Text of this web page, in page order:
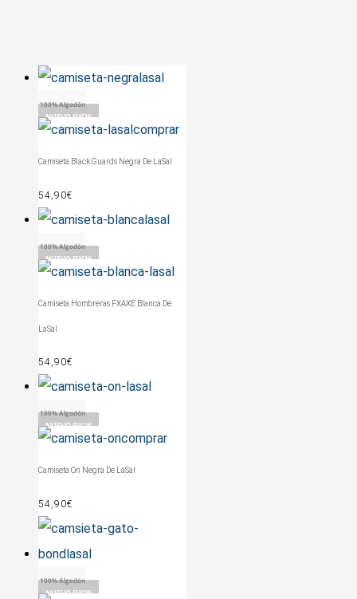
100% Algodón
NUEVO FW26
Camiseta Black Guards Negra De LaSal
54,90€
100% Algodón
NUEVO FW26
Camiseta Hombreras FXAXE Blanca De
LaSal
54,90€
100% Algodón
NUEVO FW26
Camiseta On Negra De LaSal
54,90€
100% Algodón
NUEVO FW26